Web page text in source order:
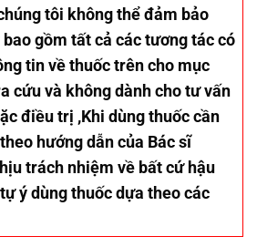
tôi không thể đảm bảo
gồm tất cả các tương tác có
tin về thuốc trên cho mục
cứu và không dành cho tư vấn
điều trị ,Khi dùng thuốc cần
hướng dẫn của Bác sĩ
trách nhiệm về bất cứ hậu
ý dùng thuốc dựa theo các